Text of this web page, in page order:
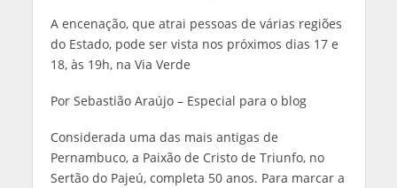
A encenação, que atrai pessoas de várias regiões
do Estado, pode ser vista nos próximos dias 17 e
18, às 19h, na Via Verde
Por Sebastião Araújo – Especial para o blog
Considerada uma das mais antigas de
Pernambuco, a Paixão de Cristo de Triunfo, no
Sertão do Pajeú, completa 50 anos. Para marcar a